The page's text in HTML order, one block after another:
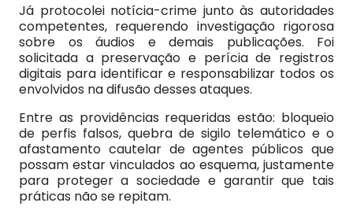
Já protocolei notícia-crime junto às autoridades
competentes, requerendo investigação rigorosa
sobre os áudios e demais publicações. Foi
solicitada a preservação e perícia de registros
digitais para identificar e responsabilizar todos os
envolvidos na difusão desses ataques.
Entre as providências requeridas estão: bloqueio
de perfis falsos, quebra de sigilo telemático e o
afastamento cautelar de agentes públicos que
possam estar vinculados ao esquema, justamente
para proteger a sociedade e garantir que tais
práticas não se repitam.